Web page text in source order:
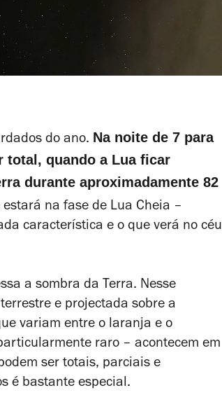
do ano. Na noite de 7 para
total, quando a Lua ficar
durante aproximadamente 82
estará na fase de Lua Cheia –
característica e o que verá no céu
a sombra da Terra. Nesse
e projectada sobre a
variam entre o laranja e o
raro – acontecem em
ser totais, parciais e
é bastante especial.